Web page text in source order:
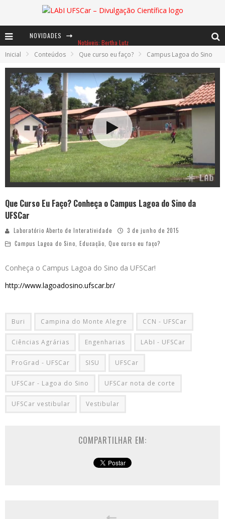
NOVIDADES
Baú de Histórias - A jamais imaginada aventura com os moinhos de vento
Ents: a voz das florestas
Inicial Conteúdos Que curso eu faço? Campus Lagoa do Sino
Que Curso Eu Faço? Conheça o Campus Lagoa do Sino da
UFSCar
Laboratório Aberto de Interatividade
3 de junho de 2015
Campus Lagoa do Sino Educação Que curso eu faço?
Conheça o Campus Lagoa do Sino da UFSCar!
http://www.lagoadosino.ufscar.br/
Buri Campina do Monte Alegre CCN - UFSCar
Ciências Agrárias Engenharias LAbI - UFSCar
ProGrad - UFSCar SISU UFSCar
UFSCar - Lagoa do Sino UFSCar nota de corte
UFSCar vestibular Vestibular
COMPARTILHAR EM: